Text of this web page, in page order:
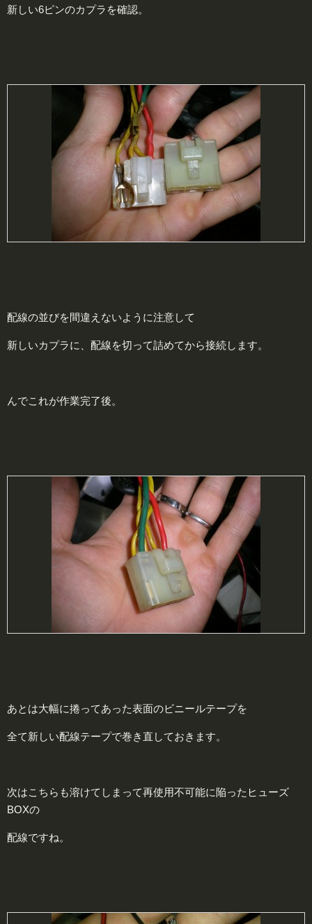
新しい6ピンのカプラを確認。
配線の並びを間違えないように注意して
新しいカプラに、配線を切って詰めてから接続します。
んでこれが作業完了後。
あとは大幅に捲ってあった表面のビニールテープを
全て新しい配線テープで巻き直しておきます。
次はこちらも溶けてしまって再使用不可能に陥ったヒューズ
BOXの
配線ですね。